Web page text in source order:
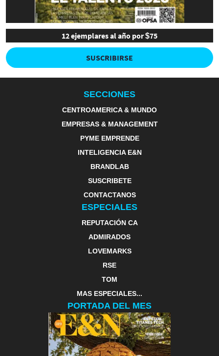
12 ejemplares al año por $75
SUSCRIBIRSE
SECCIONES
CENTROAMERICA & MUNDO
EMPRESAS & MANAGEMENT
PYME EMPRENDE
INTELIGENCIA E&N
BRANDLAB
SUSCRIBETE
CONTACTANOS
ESPECIALES
REPUTACIÓN CA
ADMIRADOS
LOVEMARKS
RSE
TOM
MAS ESPECIALES...
PORTADA DEL MES